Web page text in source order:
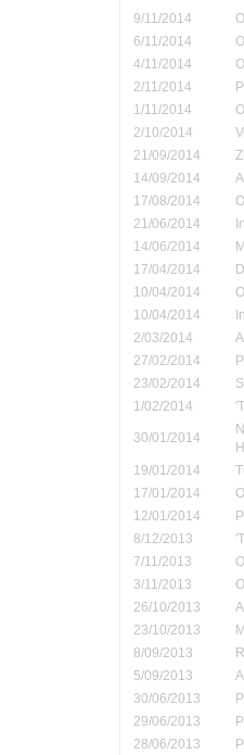
9/11/2014
6/11/2014
4/11/2014
2/11/2014
1/11/2014
2/10/2014
21/09/2014
14/09/2014
17/08/2014
21/06/2014
14/06/2014
17/04/2014
10/04/2014
10/04/2014
2/03/2014
27/02/2014
23/02/2014
1/02/2014
30/01/2014
19/01/2014
17/01/2014
12/01/2014
8/12/2013
7/11/2013
3/11/2013
26/10/2013
23/10/2013
8/09/2013
5/09/2013
30/06/2013
29/06/2013
28/06/2013